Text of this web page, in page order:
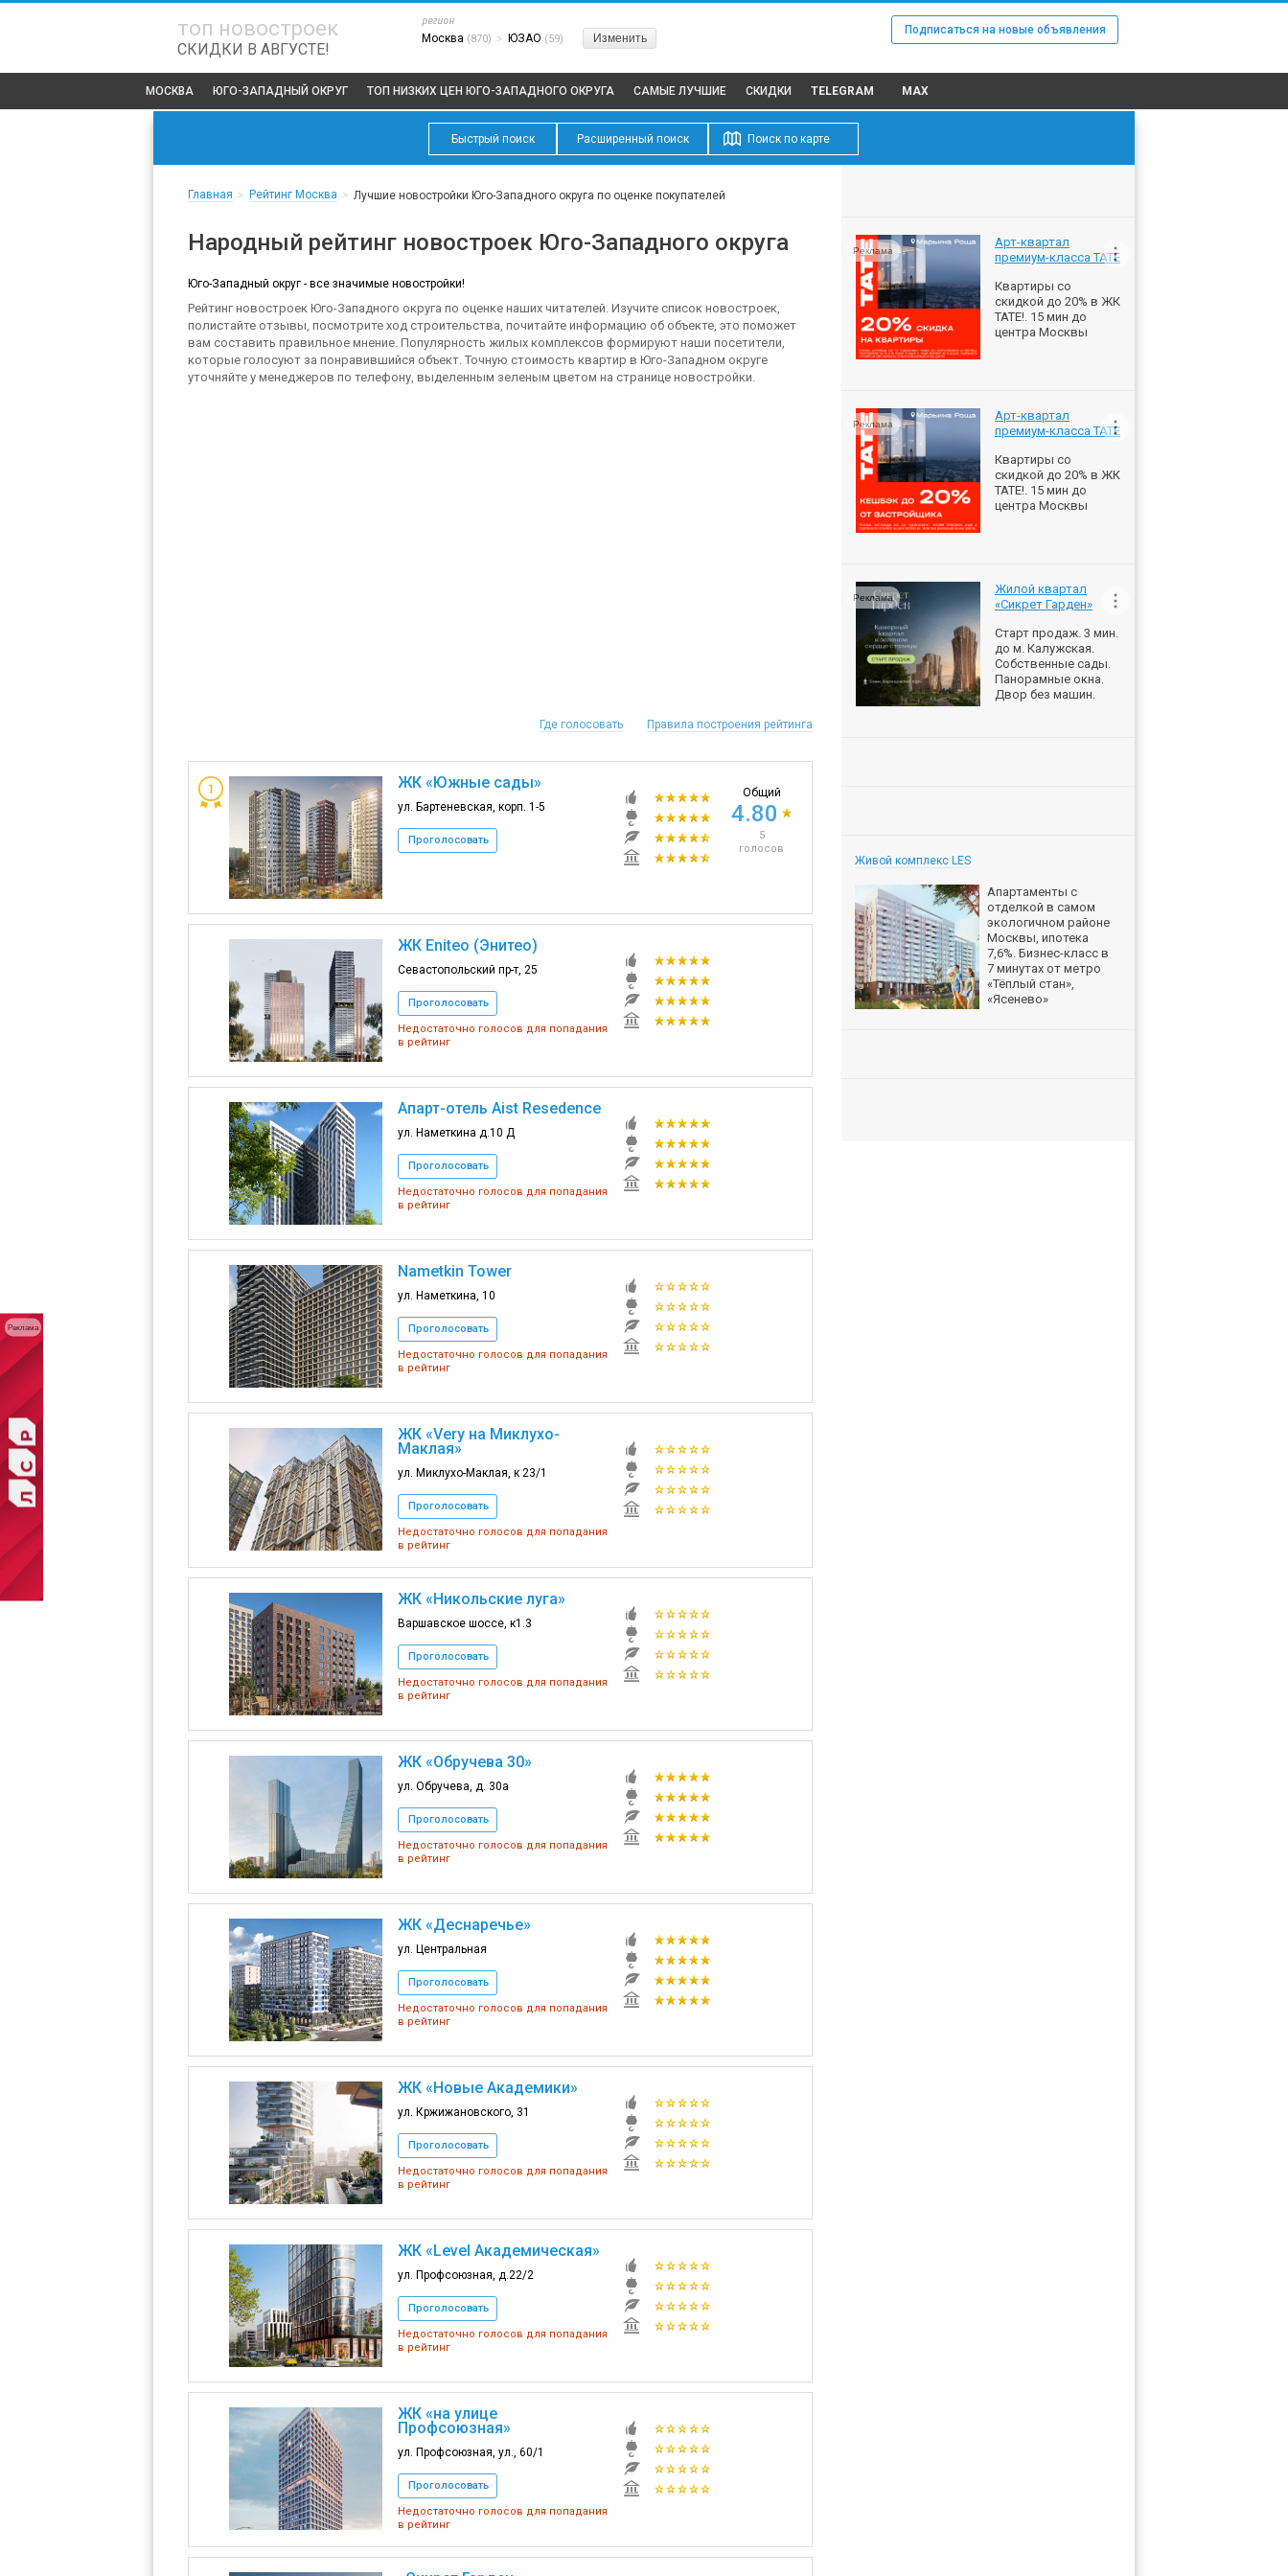
топ новостроек
СКИДКИ В АВГУСТЕ!
регион
Москва (870) > ЮЗАО (59) Изменить
Подписаться на новые объявления
МОСКВА ЮГО-ЗАПАДНЫЙ ОКРУГ ТОП НИЗКИХ ЦЕН ЮГО-ЗАПАДНОГО ОКРУГА САМЫЕ ЛУЧШИЕ СКИДКИ TELEGRAM MAX
Быстрый поиск Расширенный поиск Поиск по карте
Главная > Рейтинг Москва > Лучшие новостройки Юго-Западного округа по оценке покупателей
Народный рейтинг новостроек Юго-Западного округа
Юго-Западный округ - все значимые новостройки!
Рейтинг новостроек Юго-Западного округа по оценке наших читателей. Изучите список новостроек,
полистайте отзывы, посмотрите ход строительства, почитайте информацию об объекте, это поможет
вам составить правильное мнение. Популярность жилых комплексов формируют наши посетители,
которые голосуют за понравившийся объект. Точную стоимость квартир в Юго-Западном округе
уточняйте у менеджеров по телефону, выделенным зеленым цветом на странице новостройки.
Правила построения рейтинга
Где голосовать
ЖК «Южные сады»
ул. Бартеневская, корп. 1-5
Проголосовать
Общий
4.80
5
голосов
ЖК Eniteo (Энитео)
Севастопольский пр-т, 25
Проголосовать
Недостаточно голосов для попадания
в рейтинг
Апарт-отель Aist Resedence
ул. Наметкина д.10 Д
Проголосовать
Недостаточно голосов для попадания
в рейтинг
Nametkin Tower
ул. Наметкина, 10
Проголосовать
Недостаточно голосов для попадания
в рейтинг
ЖК «Very на Миклухо-
Маклая»
ул. Миклухо-Маклая, к 23/1
Проголосовать
Недостаточно голосов для попадания
в рейтинг
ЖК «Никольские луга»
Варшавское шоссе, к1.3
Проголосовать
Недостаточно голосов для попадания
в рейтинг
ЖК «Обручева 30»
ул. Обручева, д. 30а
Проголосовать
Недостаточно голосов для попадания
в рейтинг
ЖК «Деснаречье»
ул. Центральная
Проголосовать
Недостаточно голосов для попадания
в рейтинг
ЖК «Новые Академики»
ул. Кржижановского, 31
Проголосовать
Недостаточно голосов для попадания
в рейтинг
ЖК «Level Академическая»
ул. Профсоюзная, д.22/2
Проголосовать
Недостаточно голосов для попадания
в рейтинг
ЖК «на улице
Профсоюзная»
ул. Профсоюзная, ул., 60/1
Проголосовать
Недостаточно голосов для попадания
в рейтинг
Реклама
Арт-квартал
премиум-класса ТАТЕ
Квартиры со
скидкой до 20% в ЖК
ТАТЕ!. 15 мин до
центра Москвы
Реклама
Арт-квартал
премиум-класса ТАТЕ
Квартиры со
скидкой до 20% в ЖК
ТАТЕ!. 15 мин до
центра Москвы
Реклама
Жилой квартал
«Сикрет Гарден»
Старт продаж. 3 мин.
до м. Калужская.
Собственные сады.
Панорамные окна.
Двор без машин.
Реклама
Живой комплекс LES
Апартаменты с
отделкой в самом
экологичном районе
Москвы, ипотека
7,6%. Бизнес-класс в
7 минутах от метро
«Тёплый стан»,
«Ясенево»